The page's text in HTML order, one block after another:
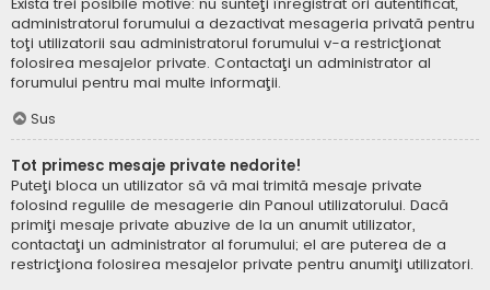
administratorul forumului a dezactivat mesageria privată pentru
toţi utilizatorii sau administratorul forumului v-a restricţionat
folosirea mesajelor private. Contactaţi un administrator al
forumului pentru mai multe informaţii.
Sus
Tot primesc mesaje private nedorite!
Puteţi bloca un utilizator să vă mai trimită mesaje private
folosind regulile de mesagerie din Panoul utilizatorului. Dacă
primiţi mesaje private abuzive de la un anumit utilizator,
contactaţi un administrator al forumului; el are puterea de a
restricţiona folosirea mesajelor private pentru anumiţi utilizatori.